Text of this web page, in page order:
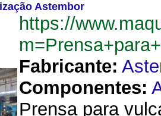
Astembor
https://
Fabricante:
Componentes:
Prensa para